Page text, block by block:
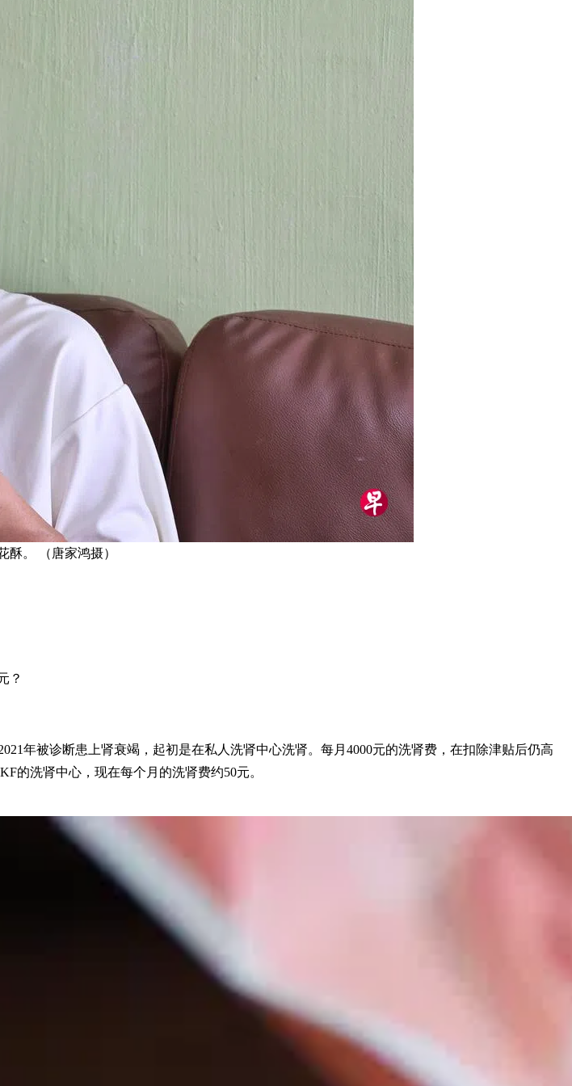
。 （唐家鸿摄）
？
年被诊断患上肾衰竭，起初是在私人洗肾中心洗肾。每月4000元的洗肾费，在扣除津贴后仍高
的洗肾中心，现在每个月的洗肾费约50元。